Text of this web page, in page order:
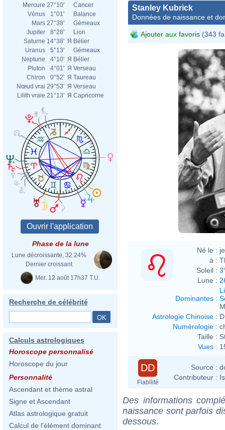
Mercure 27°10'
Cancer
Vénus
1°01'
Balance
Mars 27°38'
Gémeaux
Jupiter
8°28'
Lion
Saturne 14°38' Я Bélier
Uranus
5°13'
Gémeaux
Neptune
4°10' Я Bélier
Pluton
4°01' Я Verseau
Chiron
0°52' Я Taureau
Nœud vrai 29°53' Я Verseau
Lilith vraie 21°13' Я Capricorne
Phase de la lune
Lune décroissante, 32.24%
Dernier croissant
Mer. 12 août 17h37 T.U.
Recherche de célébrité
Calculs astrologiques
Horoscope personnalisé
Horoscope du jour
Personnalité
Ascendant et thème astral
Signe et Ascendant
Atlas astrologique gratuit
Calcul de l'élément dominant
Stanley Kubrick
Données de naissance et
Ajouter aux favoris (343
Né le :
à :
Soleil :
Lune :
Dominantes :
Astrologie Chinoise :
Numérologie :
Taille :
Vues :
DD
Fiabilité
Source :
Contributeur :
Des informations
naissance sont parfois
dessous.